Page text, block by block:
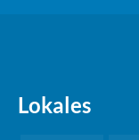
Lokales